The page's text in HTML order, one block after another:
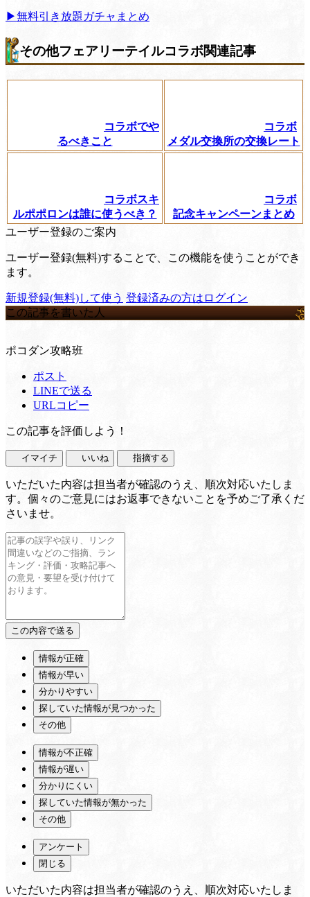
▶無料引き放題ガチャまとめ
その他フェアリーテイルコラボ関連記事
コラボでや
るべきこと
コラボ
メダル交換所の交換レート
コラボスキ
ルポポロンは誰に使うべき？
コラボ
記念キャンペーンまとめ
ユーザー登録のご案内
ユーザー登録(無料)することで、この機能を使うことができ
ます。
新規登録(無料)して使う 登録済みの方はログイン
この記事を書いた人
ポコダン攻略班
ポスト
LINEで送る
URLコピー
この記事を評価しよう！
イマイチ いいね 指摘する
いただいた内容は担当者が確認のうえ、順次対応いたしま
す。個々のご意見にはお返事できないことを予めご了承くだ
さいませ。
情報が正確
情報が早い
分かりやすい
探していた情報が見つかった
その他
情報が不正確
情報が遅い
分かりにくい
探していた情報が無かった
その他
アンケート
閉じる
いただいた内容は担当者が確認のうえ、順次対応いたしま